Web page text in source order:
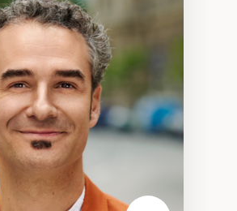
circulaire
d’affaires durables
des faits économiques
des ressources naturelles
industrielle
durable du territoire
régional
en milieu rural francophone
socio-écologique